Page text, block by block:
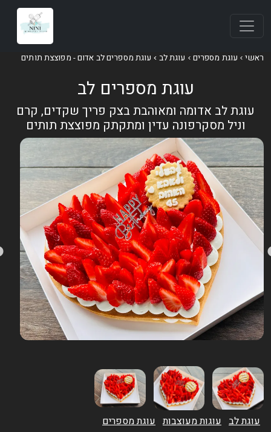
ראשי עוגת מספרים עוגת לב עוגת מספרים לב אדום - מפוצצת תותים
עוגת מספרים לב
עוגת לב אדומה ומאוהבת בצק פריך שקדים, קרם
וניל מסקרפונה עדין ומתקתק מפוצצת תותים
עוגת לב עוגות מעוצבות עוגת מספרים